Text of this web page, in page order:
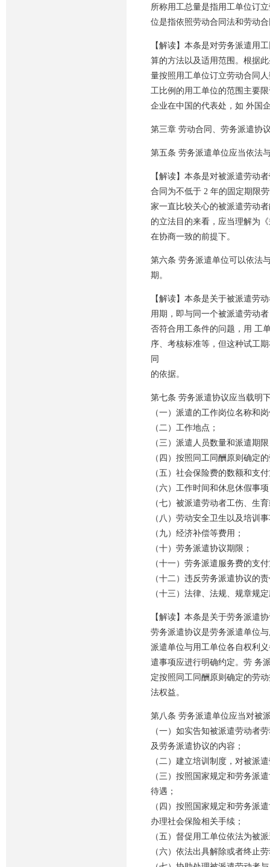
所称用工总量是指用工单位订
位是指依照劳动合同法和劳动
【解读】本条是对劳务派遣用
算的方法以及适用范围。根据
量按照用工单位订立劳动合同
工比例的用工单位的范围主要
企业在中国的代表处，如 外国
第三章 劳动合同、劳务派遣协
第五条 劳务派遣单位应当依法
【解读】本条是对被派遣劳动
合同为不低于 2 年的固定期限
家一直比较关心的被派遣劳动
的立法目的来看，应当理解为
在协商一致的前提下。
第六条 劳务派遣单位可以依法
期。
【解读】本条是关于被派遣劳
用期，即与同一个被派遣劳动
否符合用工条件的问题，用 工
序、考核标准等，但这种试工
同
的依据。
第七条 劳务派遣协议应当载明
（一）派遣的工作岗位名称和
（二）工作地点；
（三）派遣人员数量和派遣期
（四）按照同工同酬原则确定
（五）社会保险费的数额和支
（六）工作时间和休息休假事
（七）被派遣劳动者工伤、生
（八）劳动安全卫生以及培训
（九）经济补偿等费用；
（十）劳务派遣协议期限；
（十一）劳务派遣服务费的支
（十二）违反劳务派遣协议的
（十三）法律、法规、规章规
【解读】本条是关于劳务派遣
劳务派遣协议是劳务派遣单位
派遣单位与用工单位各自权利
遣事项应进行明确约定。劳 务
定按照同工同酬原则确定的劳
法权益。
第八条 劳务派遣单位应当对被
（一）如实告知被派遣劳动者
及劳务派遣协议的内容；
（二）建立培训制度，对被派
（三）按照国家规定和劳务派
待遇；
（四）按照国家规定和劳务派
办理社会保险相关手续；
（五）督促用工单位依法为被
（六）依法出具解除或者终止